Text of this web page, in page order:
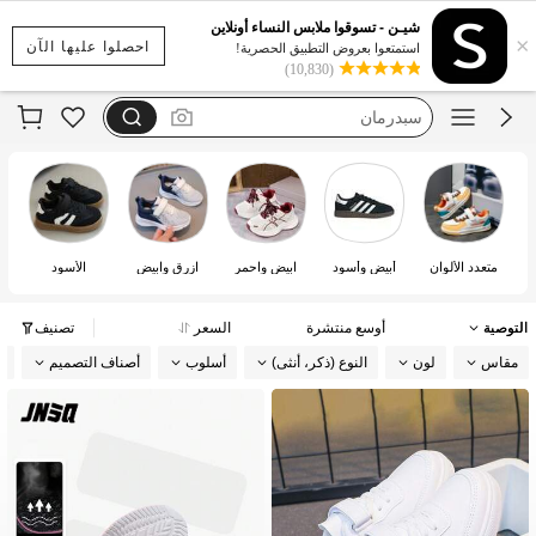
احصلوا عليها الآن ×
شيـن - تسوقوا ملابس النساء أونلاين
استمتعوا بعروض التطبيق الحصرية!
(10,830)
مجموعه
سبدرمان
مجموعة
cozy pixies
متعدد الألوان أبيض وأسود ابيض واحمر ازرق وابيض الأسود
التوصية أوسع منتشرة السعر تصنيف
مقاس لون النوع (ذكر، أنثى) أسلوب أصناف التصميم